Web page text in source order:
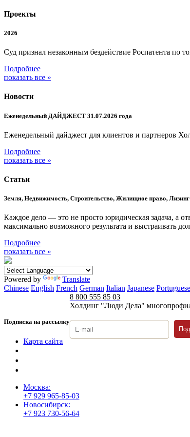
Проекты
2026
Суд признал незаконным бездействие Роспатента по
Подробнее
показать все »
Новости
Еженедельный ДАЙДЖЕСТ 31.07.2026 года
Еженедельный дайджест для клиентов и партнеров
Подробнее
показать все »
Статьи
Земля, Недвижимость, Строительство, Жилищное право, Лизинг
Каждое дело — это не просто юридическая задача, а
максимально возможного результата и выстраивать
Подробнее
показать все »
Powered by
Translate
Chinese English French German Italian Japanese Portuguese
Подписка на рассылку
8 800 555 85 03
Холдинг "Люди Дела"
Карта сайта
Москва:
+7 929 965-85-03
Новосибирск:
+7 923 730-56-64